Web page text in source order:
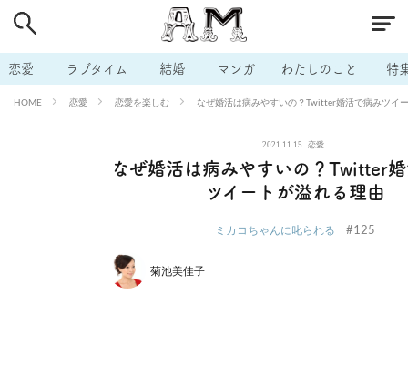
恋愛 ラブタイム 結婚 マンガ わたしのこと 特
HOME 恋愛 恋愛を楽しむ なぜ婚活は病みやすいの？Twitter婚活で病みツイ
2021.11.15 恋愛
なぜ婚活は病みやすいの？Twitter
ツイートが溢れる理由
ミカコちゃんに叱られる #125
菊池美佳子
# 男の本音 # セフレ # 不倫
# 出会う方法 # マッチングアプリ # ラブグッズ # 体の相